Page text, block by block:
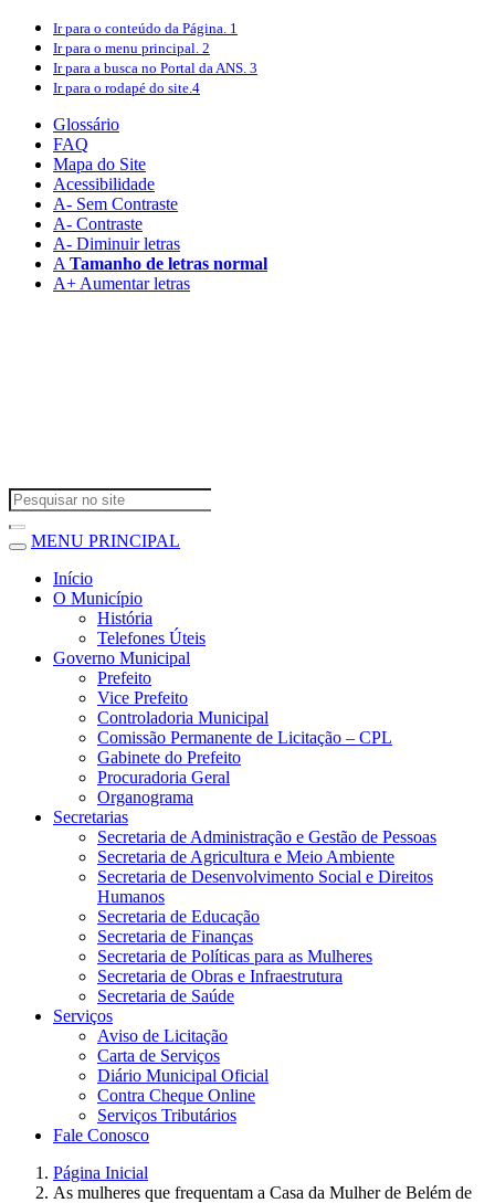
Ir para o conteúdo da Página. 1
Ir para o menu principal. 2
Ir para a busca no Portal da ANS. 3
Ir para o rodapé do site.4
Glossário
FAQ
Mapa do Site
Acessibilidade
A- Sem Contraste
A- Contraste
A- Diminuir letras
A Tamanho de letras normal
A+ Aumentar letras
MENU PRINCIPAL
Início
O Município
História
Telefones Úteis
Governo Municipal
Prefeito
Vice Prefeito
Controladoria Municipal
Comissão Permanente de Licitação – CPL
Gabinete do Prefeito
Procuradoria Geral
Organograma
Secretarias
Secretaria de Administração e Gestão de Pessoas
Secretaria de Agricultura e Meio Ambiente
Secretaria de Desenvolvimento Social e Direitos
Humanos
Secretaria de Educação
Secretaria de Finanças
Secretaria de Políticas para as Mulheres
Secretaria de Obras e Infraestrutura
Secretaria de Saúde
Serviços
Aviso de Licitação
Carta de Serviços
Diário Municipal Oficial
Contra Cheque Online
Serviços Tributários
Fale Conosco
Página Inicial
As mulheres que frequentam a Casa da Mulher de Belém de